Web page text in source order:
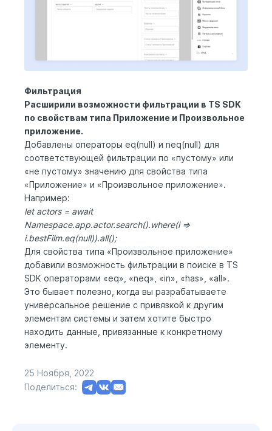
Фильтрация
Расширили возможности фильтрации в TS SDK
по свойствам типа Приложение и Произвольное
приложение.
Добавлены операторы eq(null) и neq(null) для
соответствующей фильтрации по «пустому» или
«не пустому» значению для свойства типа
«Приложение» и «Произвольное приложение».
Например:
let actors = await
Namespace.app.actor.search().where(i =>
i.bestFilm.eq(null)).all();
Для свойства типа «Произвольное приложение»
добавили возможность фильтрации в поиске в TS
SDK операторами «eq», «neq», «in», «has», «all».
Это бывает полезно, когда вы разрабатываете
универсальное решение с привязкой к другим
элементам системы и затем хотите быстро
находить данные, привязанные к конкретному
элементу.
25 Ноября, 2022
Поделиться: